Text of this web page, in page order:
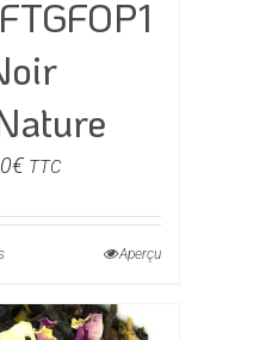
sur
page
du
produit
€Plage
prix :
19,80€
TTC
Ce
a
Aperçu